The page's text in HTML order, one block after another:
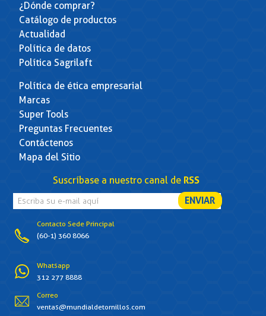
¿Dónde comprar?
Catálogo de productos
Actualidad
Política de datos
Política Sagrilaft
Política de ética empresarial
Marcas
Super Tools
Preguntas Frecuentes
Contáctenos
Mapa del Sitio
Suscríbase a nuestro canal de RSS
Contacto Sede Principal
(60-1) 360 8066
Whatsapp
312 277 8888
Correo
ventas@mundialdetornillos.com